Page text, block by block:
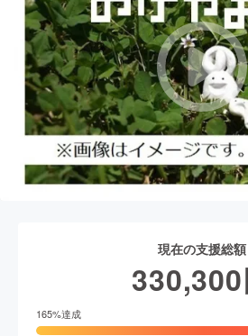
現在の支援総額
330,300
165%達成